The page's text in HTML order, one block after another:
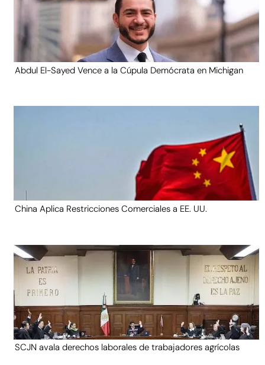
Abdul El-Sayed Vence a la Cúpula Demócrata en Michigan
China Aplica Restricciones Comerciales a EE. UU.
SCJN avala derechos laborales de trabajadores agrícolas